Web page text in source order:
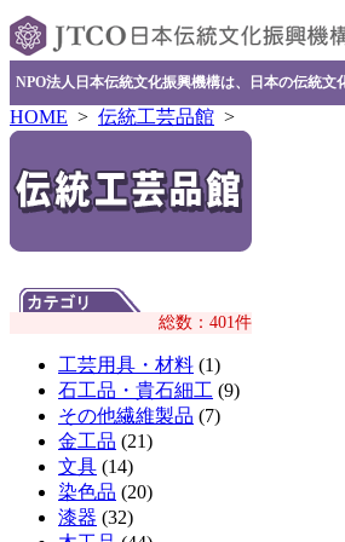
NPO法人日本伝統文化振興機構は、日本の伝統文
HOME > 伝統工芸品館 >
総数：401件
工芸用具・材料 (1)
石工品・貴石細工 (9)
その他繊維製品 (7)
金工品 (21)
文具 (14)
染色品 (20)
漆器 (32)